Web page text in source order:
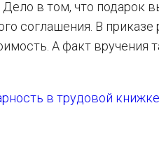
в том, что подарок
соглашения. В приказе
А факт вручения
в трудовой